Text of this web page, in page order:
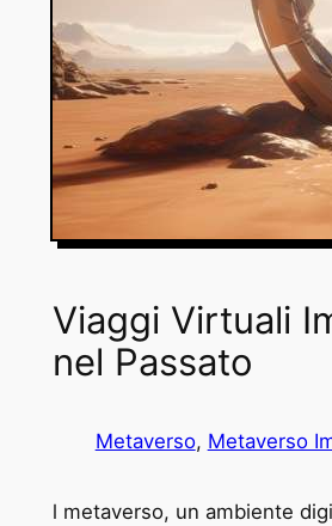
Viaggi Virtuali
nel Passato
Metaverso, Metaverso
l metaverso, un ambiente